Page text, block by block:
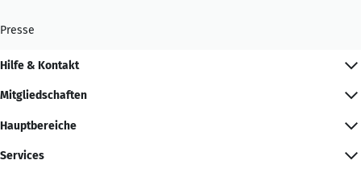
Presse
Hilfe & Kontakt
Mitgliedschaften
Hauptbereiche
Services